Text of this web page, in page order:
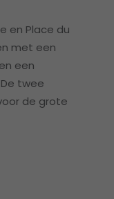
en Place du
met een
een
twee
de grote